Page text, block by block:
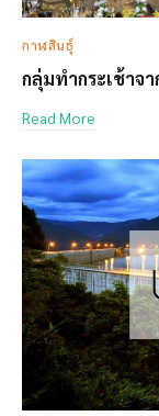
กาฬสินธุ์
กลุ่มทำกระเช้าจ
Read More